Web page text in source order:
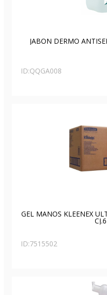
JABON DERMO
ID:QQGA008
GEL MANOS KLEENEX
ID:7515502